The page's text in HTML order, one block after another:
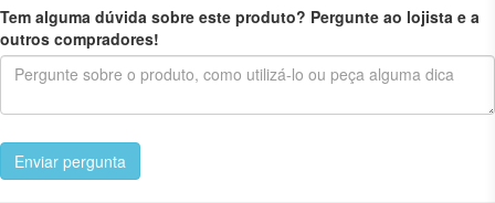
Tem alguma dúvida sobre este produto? Pergunte ao lojista e a
outros compradores!
Enviar pergunta